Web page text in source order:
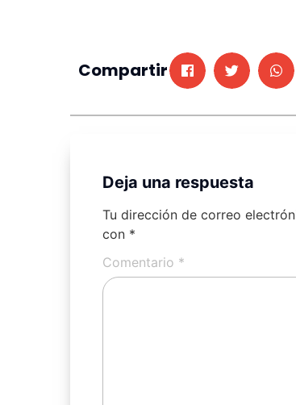
Compartir
Deja una respuesta
Tu dirección de correo
con *
Comentario *